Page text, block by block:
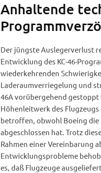
Anhaltende
Der jüngste Auslegerverlust
Entwicklung des KC-46-
wiederkehrenden
Laderaumverriegelung und
46A vorübergehend gestoppt
Höhenleitwerk des
betroffen, obwohl Boeing die
abgeschlossen hat. Trotz
Rahmen einer Vereinbarung
Entwicklungsprobleme
es, daß Flugzeuge